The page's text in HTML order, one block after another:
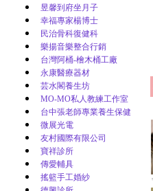
昱馨到府坐月子
幸福專家楊博士
民治骨科復健科
樂揚音樂整合行銷
台灣阿桶-檜木桶工廠
永康醫療器材
芸水閣養生坊
MO-MO私人教練工作室
台中張老師專業養生保健
微展光電
友村國際有限公司
寶祥診所
傳愛輔具
搖籃手工婚紗